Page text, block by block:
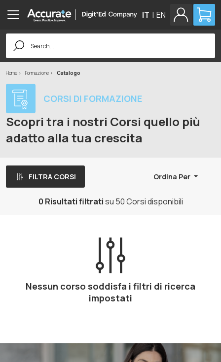
IT | EN
Search
for:
Home Formazione Catalogo
CORSI DI FORMAZIONE
Scopri tra i nostri Corsi quello più
adatto alla tua crescita
FILTRA CORSI Ordina Per
0 Risultati filtratisu 50 Corsi disponibili
Nessun corso soddisfa i filtri di ricerca
impostati